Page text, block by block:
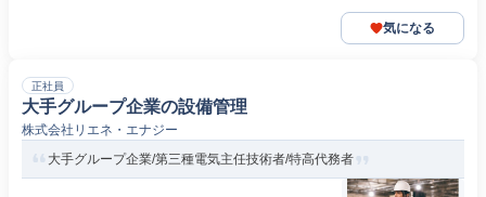
気になる
正社員
大手グループ企業の設備管理
株式会社リエネ・エナジー
大手グループ企業/第三種電気主任技術者/特高代務者